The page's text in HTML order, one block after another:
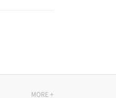
MORE +